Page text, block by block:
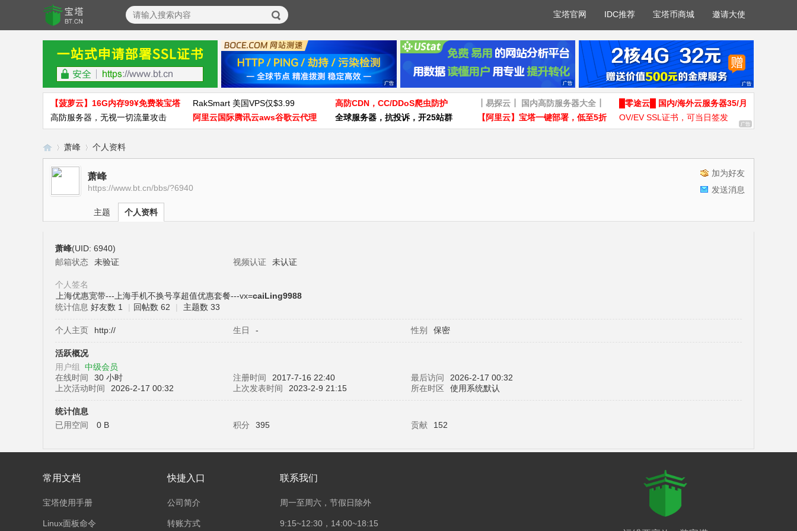
宝塔官网 IDC推荐 宝塔币商城 邀请大使
【菠萝云】16G内存99¥免费装宝塔 RakSmart 美国VPS仅$3.99 高防CDN，CC/DDoS爬虫防护 ┃易探云┃ 国内高防服务器大全┃
█零途云█ 国内/海外云服务器35/月
高防服务器，无视一切流量攻击
阿里云国际腾讯云aws谷歌云代理 全球服务器，抗投诉，开25站群 【阿里云】宝塔一键部署，低至5折 OV/EV SSL证书，可当日签发
宝›
萧峰 个人资料
加为好友
发送消息
萧峰
https://www.bt.cn/bbs/?6940
主题 个人资料
萧峰(UID: 6940)
邮箱状态
未验证 视频认证 未认证
个人签名
上海优惠宽带---上海手机不换号享超值优惠套餐---vx=caiLing9988
统计信息 好友数 1 | 回帖数 62 | 主题数 33
个人主页 http:// 生日 - 性别 保密
活跃概况
用户组 中级会员
在线时间
30 小时 注册时间 2017-7-16 22:40 最后访问
2026-2-17 00:32
上次活动时间
2026-2-17 00:32 上次发表时间 2023-2-9 21:15 所在时区 使用系统默认
统计信息
已用空间
0 B 积分 395 贡献 152
常用文档
宝塔使用手册
Linux面板命令
快捷入口
公司简介
转账方式
联系我们
周一至周六，节假日除外
9:15~12:30，14:00~18:15